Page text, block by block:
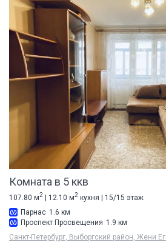
Комната в 5 ккв
107.80 м2 | 12.10 м2 кухня | 15/15 этаж
Парнас 1.6 км
Проспект Просвещения 1.9 км
Санкт-Петербург, Выборгский район, Жени